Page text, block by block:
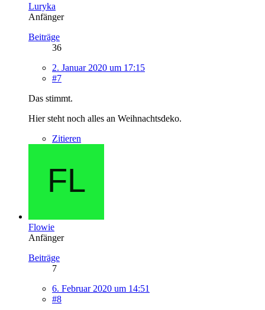
Luryka
Anfänger
Beiträge
36
2. Januar 2020 um 17:15
#7
Das stimmt.
Hier steht noch alles an Weihnachtsdeko.
Zitieren
Flowie
Anfänger
Beiträge
7
6. Februar 2020 um 14:51
#8